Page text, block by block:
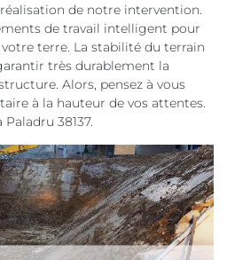
de notre intervention.
de travail intelligent pour
terre. La stabilité du terrain
très durablement la
Alors, pensez à vous
à la hauteur de vos attentes.
38137.